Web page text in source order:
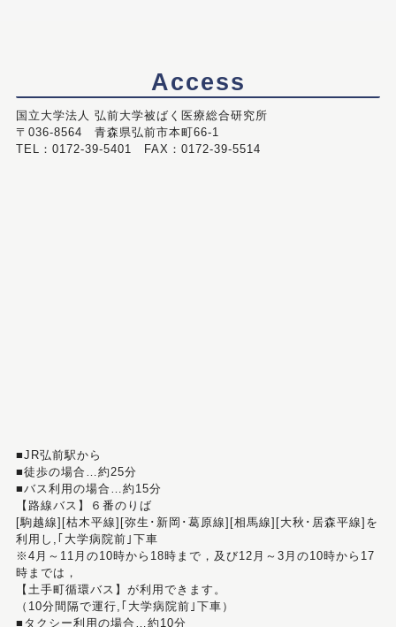
Access
国立大学法人 弘前大学被ばく医療総合研究所
〒036-8564 青森県弘前市本町66-1
TEL：0172-39-5401 FAX：0172-39-5514
■JR弘前駅から
■徒歩の場合…約25分
■バス利用の場合…約15分
【路線バス】６番のりば
[駒越線][枯木平線][弥生･新岡･葛原線][相馬線][大秋･居森平線]を
利用し,｢大学病院前｣下車
※4月～11月の10時から18時まで，及び12月～3月の10時から17
時までは，
【土手町循環バス】が利用できます。
（10分間隔で運行,｢大学病院前｣下車）
■タクシー利用の場合…約10分